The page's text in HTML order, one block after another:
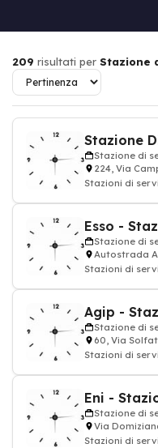
209 risultati per Stazione
Stazione
Stazione di
224, Via
Stazioni di
Esso -
Stazione di
Autostrada
Stazioni di
Agip -
Stazione di
60, Via
Stazioni di
Eni -
Stazione di
Via
Stazioni di